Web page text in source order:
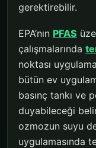
gerektirebilir.
EPA’nın PFAS
çalışmalarında
noktası
bütün ev
basınç tankı ve
duyabileceği
ozmozun suyu
uygulamasında